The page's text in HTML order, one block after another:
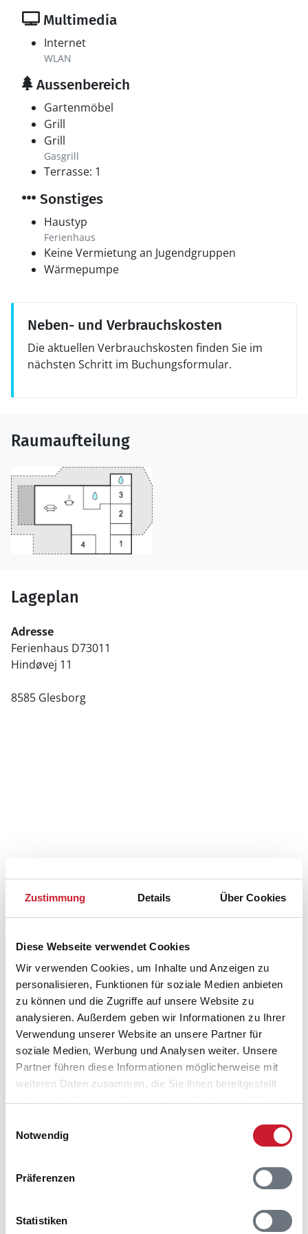
Zustimmung Details Über Cookies
Diese Webseite verwendet Cookies
Wir verwenden Cookies, um Inhalte und Anzeigen zu
personalisieren, Funktionen für soziale Medien anbieten
zu können und die Zugriffe auf unsere Website zu
analysieren. Außerdem geben wir Informationen zu Ihrer
Verwendung unserer Website an unsere Partner für
soziale Medien, Werbung und Analysen weiter. Unsere
Partner führen diese Informationen möglicherweise mit
weiteren Daten zusammen, die Sie ihnen bereitgestellt
Notwendig
Präferenzen
Statistiken
Multimedia
Internet
WLAN
Aussenbereich
Gartenmöbel
Grill
Grill
Gasgrill
Terrasse: 1
Sonstiges
Haustyp
Ferienhaus
Keine Vermietung an Jugendgruppen
Wärmepumpe
Neben- und Verbrauchskosten
Die aktuellen Verbrauchskosten finden Sie im
nächsten Schritt im Buchungsformular.
Raumaufteilung
Lageplan
Adresse
Ferienhaus D73011
Hindøvej 11
8585 Glesborg
Belegungskalender
Reisedauer auswählen
Anzahl Reisende auswählen
Anreisetag im Belegungskalender anklicken
Sie bekommen Verfügbarkeit und Preis angezeigt
Reisedauer
Hausbeschreibung und/oder der Ausstattung ergeben